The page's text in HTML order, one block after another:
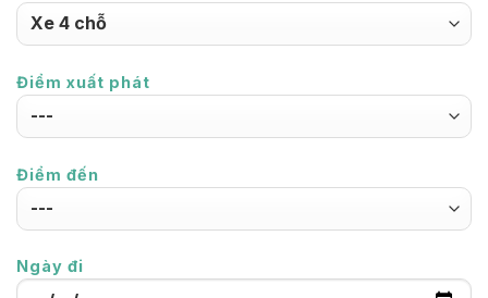
Điểm xuất phát
Điểm đến
Ngày đi